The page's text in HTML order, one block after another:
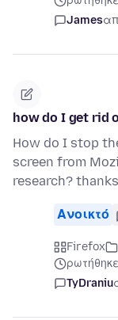
James
how do I get rid
How do I stop
screen from
research? thanks
Ανοικτό
Firefox
TyDraniu